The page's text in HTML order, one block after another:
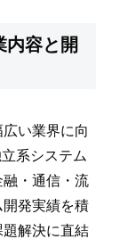
内容と開
い業界に向
系システム
・通信・流
発実績を積
解決に直結